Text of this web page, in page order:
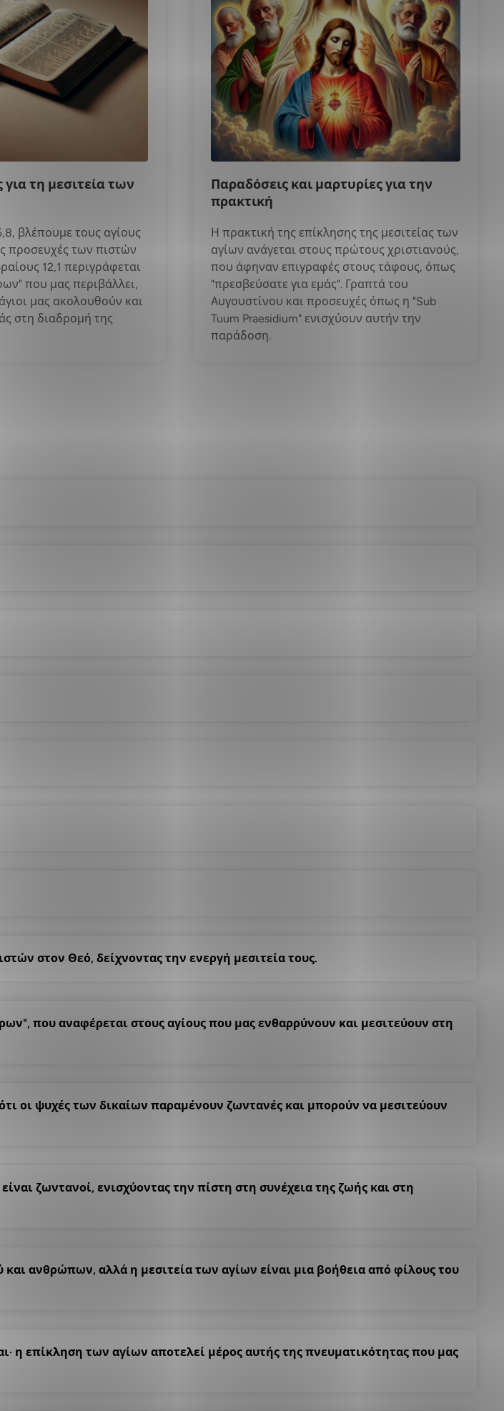
για τη μεσιτεία των
βλέπουμε τους αγίους
προσευχές των πιστών
12,1 περιγράφεται
που μας περιβάλλει,
μας ακολουθούν και
στη διαδρομή της
Παραδόσεις και μαρτυρίες για την
πρακτική
Η πρακτική της επίκλησης της μεσιτείας των
αγίων ανάγεται στους πρώτους χριστιανούς,
που άφηναν επιγραφές στους τάφους, όπως
"πρεσβεύσατε για εμάς". Γραπτά του
Αυγουστίνου και προσευχές όπως η "Sub
Tuum Praesidium" ενισχύουν αυτήν την
παράδοση.
στον Θεό, δείχνοντας την ενεργή μεσιτεία τους.
που αναφέρεται στους αγίους που μας ενθαρρύνουν και μεσιτεύουν στη
οι ψυχές των δικαίων παραμένουν ζωντανές και μπορούν να μεσιτεύουν
ζωντανοί, ενισχύοντας την πίστη στη συνέχεια της ζωής και στη
ανθρώπων, αλλά η μεσιτεία των αγίων είναι μια βοήθεια από φίλους του
η επίκληση των αγίων αποτελεί μέρος αυτής της πνευματικότητας που μας